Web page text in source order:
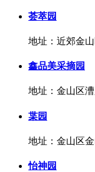
荟萃园
地址：近郊金
鑫品美采摘园
地址：金山区
枼园
地址：金山区
怡神园